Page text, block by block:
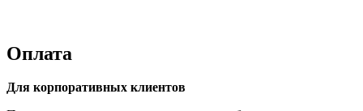
Оплата
Для корпоративных клиентов